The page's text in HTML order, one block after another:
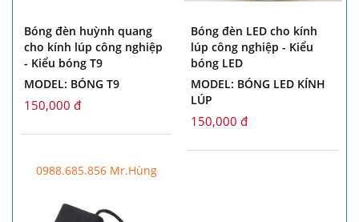
Bóng đèn huỳnh quang
cho kính lúp công nghiệp
- Kiểu bóng T9
MODEL: BÓNG T9
150,000 đ
Bóng đèn LED cho kính
lúp công nghiệp - Kiểu
bóng LED
MODEL: BÓNG LED KÍNH
LÚP
150,000 đ
0988.685.856 Mr.Hùng